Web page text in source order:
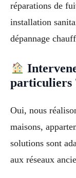
réparations de
installation
dépannage
particuliers
Oui, nous
maisons,
solutions sont
aux réseaux